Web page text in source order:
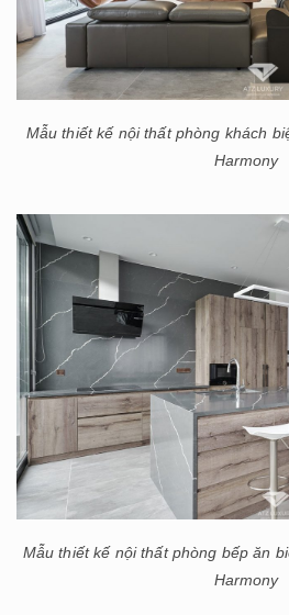
Mẫu thiết kế nội thất phòng khách
Harmony
Mẫu thiết kế nội thất phòng bếp ăn
Harmony